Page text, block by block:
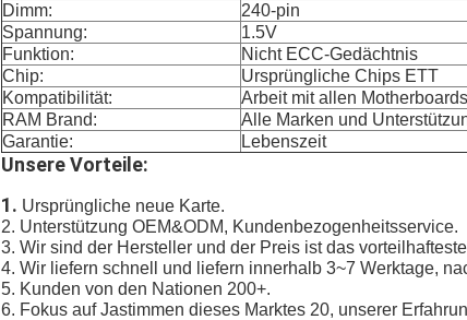
Dimm:
240-pin
Spannung:
1.5V
Funktion:
Nicht ECC-Gedächtnis
Chip:
Ursprüngliche Chips ETT
Kompatibilität:
Arbeit mit allen
RAM Brand:
Alle Marken und
Garantie:
Lebenszeit
Unsere Vorteile:
1. Ursprüngliche neue Karte.
2. Unterstützung OEM&ODM, Kundenbezogenheitsservice.
3. Wir sind der Hersteller und der Preis ist das
4. Wir liefern schnell und liefern innerhalb 3~7 Werktage,
5. Kunden von den Nationen 200+.
6. Fokus auf Jastimmen dieses Marktes 20, unserer